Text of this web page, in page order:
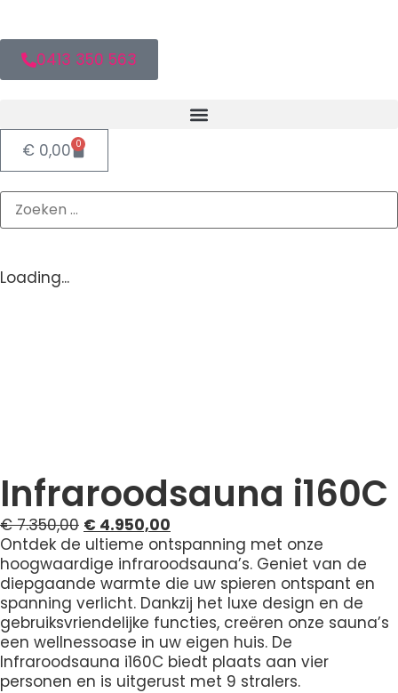
0413 350 563
€ 0,00 0
Loading...
Infraroodsauna i160C
€7.350,00 € 4.950,00
Ontdek de ultieme ontspanning met onze
hoogwaardige infraroodsauna’s. Geniet van de
diepgaande warmte die uw spieren ontspant en
spanning verlicht. Dankzij het luxe design en de
gebruiksvriendelijke functies, creëren onze sauna’s
een wellnessoase in uw eigen huis. De
Infraroodsauna i160C biedt plaats aan vier
personen en is uitgerust met 9 stralers.